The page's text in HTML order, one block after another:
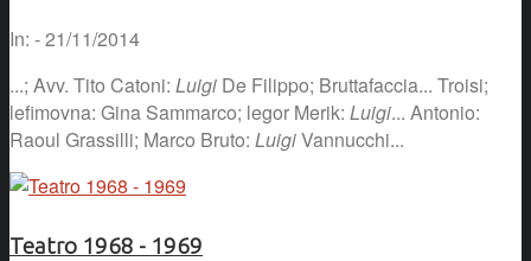
In: - 21/11/2014
...; Avv. Tito Catoni: Luigi De Filippo; Bruttafaccia... Troisi;
lefimovna: Gina Sammarco; legor Merik: Luigi... Antonio:
Raoul Grassilli; Marco Bruto: LuigiVannucchi...
Teatro 1968 - 1969